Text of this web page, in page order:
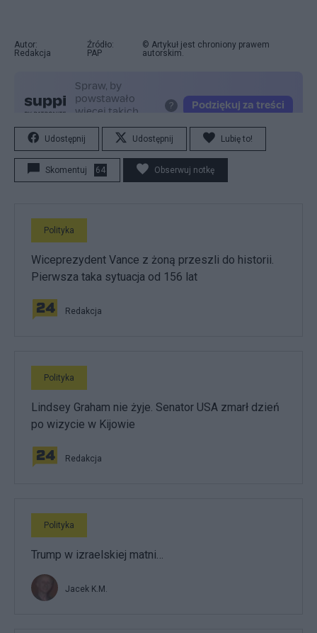
Autor:
Redakcja
Źródło:
PAP
© Artykuł jest chroniony prawem
autorskim.
Udostępnij Udostępnij Lubię to!
Skomentuj 64 Obserwuj notkę
Polityka
Wiceprezydent Vance z żoną przeszli do historii.
Pierwsza taka sytuacja od 156 lat
Redakcja
Polityka
Lindsey Graham nie żyje. Senator USA zmarł dzień
po wizycie w Kijowie
Redakcja
Polityka
Trump w izraelskiej matni…
Jacek K.M.